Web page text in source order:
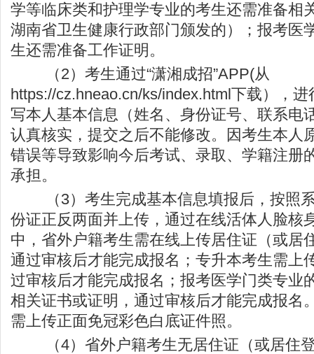
学等临床类和护理学专业的考生还需准备相
湖南省卫生健康行政部门颁发的）；报考医
生还需准备工作证明。
（2）考生通过“潇湘成招”APP(从
https://cz.hneao.cn/ks/index.html下载），进
写本人基本信息（姓名、身份证号、联系电
认真核实，提交之后不能修改。因考生本人
错误等导致影响今后考试、录取、学籍注册
承担。
（3）考生完成基本信息填报后，按照
份证正反两面并上传，通过在线活体人脸核
中，省外户籍考生需在线上传居住证（或居
通过审核后才能完成报名；专升本考生需上
过审核后才能完成报名；报考医学门类专业
相关证书或证明，通过审核后才能完成报名
需上传正面免冠彩色白底证件照。
（4）省外户籍考生无居住证（或居住